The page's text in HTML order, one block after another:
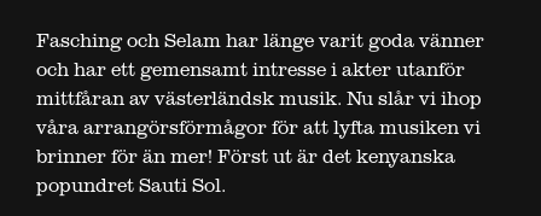
Fasching och Selam har länge varit goda vänner
och har ett gemensamt intresse i akter utanför
mittfåran av västerländsk musik. Nu slår vi ihop
våra arrangörsförmågor för att lyfta musiken vi
brinner för än mer! Först ut är det kenyanska
popundret Sauti Sol.